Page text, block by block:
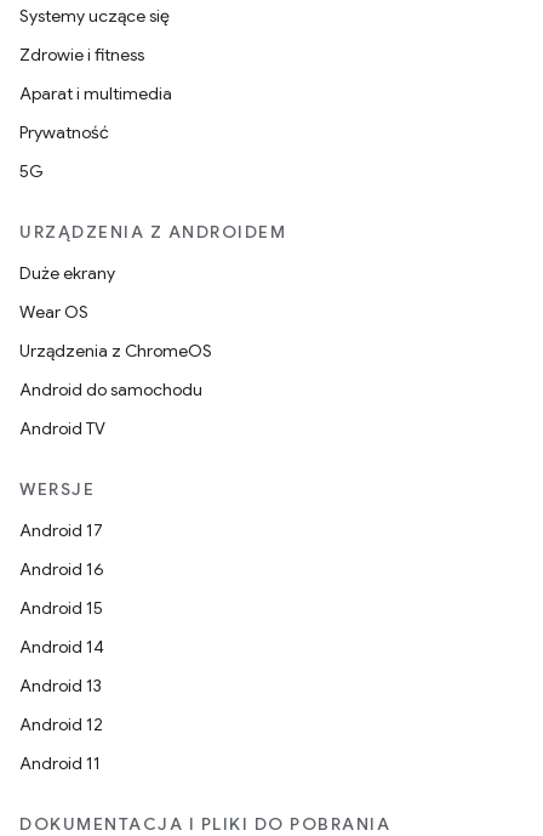
Systemy uczące się
Zdrowie i fitness
Aparat i multimedia
Prywatność
5G
URZĄDZENIA Z ANDROIDEM
Duże ekrany
Wear OS
Urządzenia z ChromeOS
Android do samochodu
Android TV
WERSJE
Android 17
Android 16
Android 15
Android 14
Android 13
Android 12
Android 11
DOKUMENTACJA I PLIKI DO POBRANIA